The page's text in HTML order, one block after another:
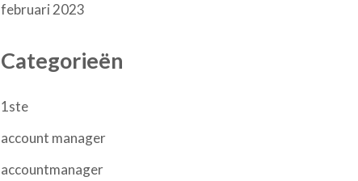
februari 2023
Categorieën
1ste
account manager
accountmanager